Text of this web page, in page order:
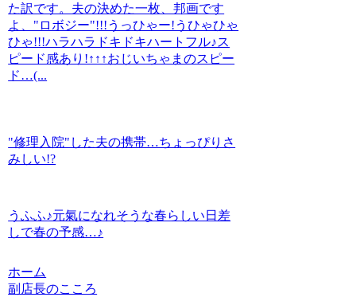
た訳です。夫の決めた一枚、邦画です
よ、"ロボジー"!!!うっひゃー!うひゃひゃ
ひゃ!!!ハラハラドキドキハートフル♪ス
ピード感あり!↑↑↑おじいちゃまのスピー
ド…(...
"修理入院"した夫の携帯…ちょっぴりさ
みしい!?
うふふ♪元氣になれそうな春らしい日差
しで春の予感…♪
ホーム
副店長のこころ